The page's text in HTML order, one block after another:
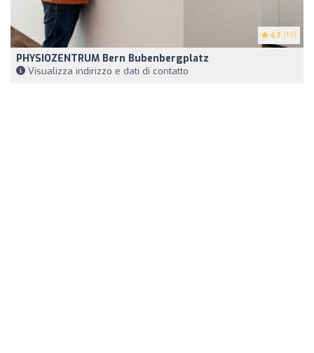
4.7 (19)
PHYSIOZENTRUM Bern Bubenbergplatz
Visualizza indirizzo e dati di contatto